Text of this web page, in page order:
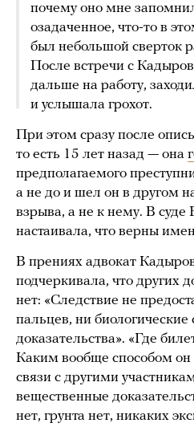
почему оно мне
озадаченное, что-то в
был небольшой сверток
После встречи с
дальше на работу,
и услышала грохот.
При этом сразу после
то есть 15 лет назад — она
предполагаемого
а не до и шел он в другом
взрыва, а не к нему. В суде
настаивала, что верны
В прениях адвокат
подчеркивала, что других
нет: «Следствие не
пальцев, ни
доказательства». «Где
Каким вообще способом он
связи с другими
вещественные
нет, грунта нет, никаких